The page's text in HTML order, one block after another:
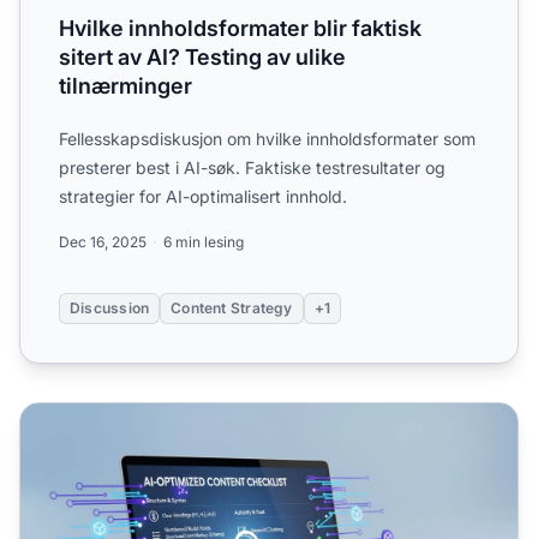
Hvilke innholdsformater blir faktisk
sitert av AI? Testing av ulike
tilnærminger
Fellesskapsdiskusjon om hvilke innholdsformater som
presterer best i AI-søk. Faktiske testresultater og
strategier for AI-optimalisert innhold.
Dec 16, 2025 6 min lesing
Discussion Content Strategy +1
Sjekklister for AI: Strukturert innhold som blir sitert